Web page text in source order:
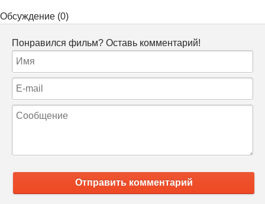
Обсуждение (0)
Понравился фильм? Оставь комментарий!
Отправить комментарий